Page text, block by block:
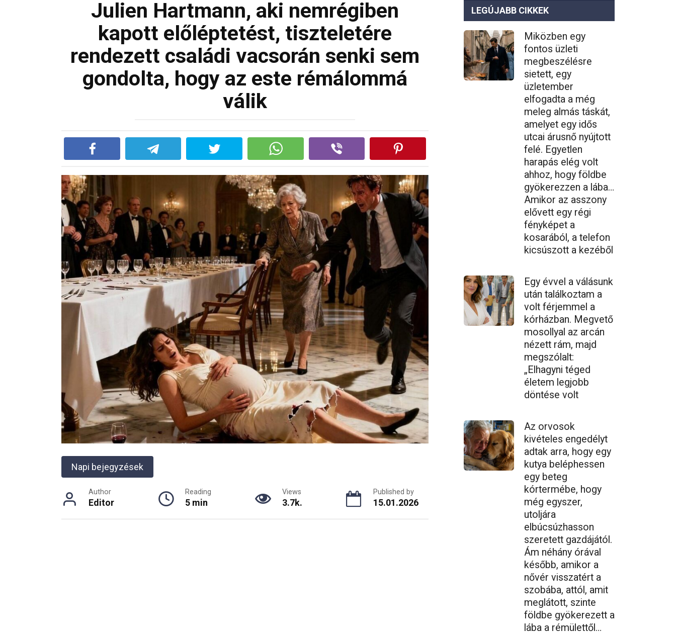
Julien Hartmann, aki nemrégiben
kapott előléptetést, tiszteletére
rendezett családi vacsorán senki sem
gondolta, hogy az este rémálommá
válik
Napi bejegyzések
Author
Editor
Reading
5 min
Views
3.7k.
Published by
15.01.2026
LEGÚJABB CIKKEK
Miközben egy
fontos üzleti
megbeszélésre
sietett, egy
üzletember
elfogadta a még
meleg almás táskát,
amelyet egy idős
utcai árusnő nyújtott
felé. Egyetlen
harapás elég volt
ahhoz, hogy földbe
gyökerezzen a lába…
Amikor az asszony
elővett egy régi
fényképet a
kosarából, a telefon
kicsúszott a kezéből
Egy évvel a válásunk
után találkoztam a
volt férjemmel a
kórházban. Megvető
mosollyal az arcán
nézett rám, majd
megszólalt:
„Elhagyni téged
életem legjobb
döntése volt
Az orvosok
kivételes engedélyt
adtak arra, hogy egy
kutya beléphessen
egy beteg
kórtermébe, hogy
még egyszer,
utoljára
elbúcsúzhasson
szeretett gazdájától.
Ám néhány órával
később, amikor a
nővér visszatért a
szobába, attól, amit
meglátott, szinte
földbe gyökerezett a
lába a rémülettől…